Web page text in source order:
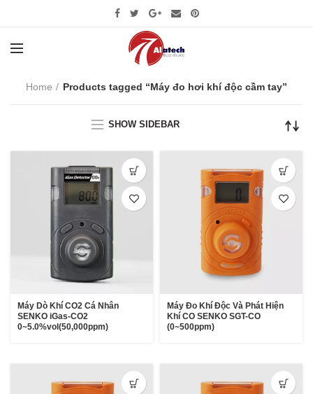
Home Products tagged “Máy đo hơi khí độc cầm tay”
SHOW SIDEBAR
Máy Dò Khí CO2 Cá Nhân
SENKO iGas-CO2
0~5.0%vol(50,000ppm)
Máy Đo Khí Độc Và Phát Hiện
Khí CO SENKO SGT-CO
(0~500ppm)